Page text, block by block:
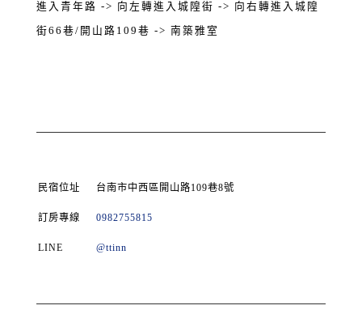
進入青年路 -> 向左轉進入城隍街 -> 向右轉進入城隍
街66巷/開山路109巷 -> 南築雅室
民宿位址 台南市中西區開山路109巷8號
訂房專線 0982755815
LINE @ttinn